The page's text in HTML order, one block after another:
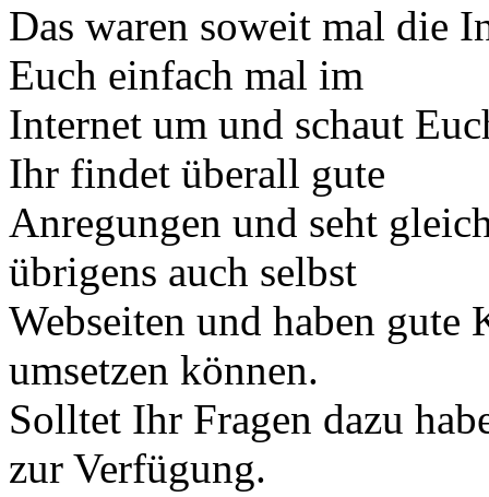
Das waren soweit mal die
Euch einfach mal im
Internet um und schaut
Ihr findet überall gute
Anregungen und seht
übrigens auch selbst
Webseiten und haben gute
umsetzen können.
Solltet Ihr Fragen dazu
zur Verfügung.